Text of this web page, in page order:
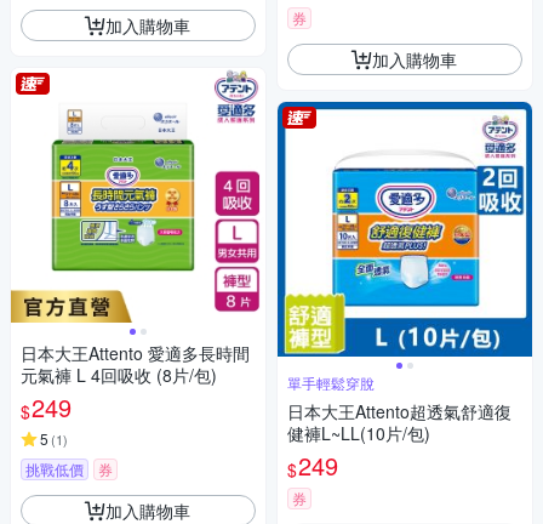
加入購物車
日本大王Attento 愛適多長時間
元氣褲 L 4回吸收 (8片/包)
$249
5 (1)
挑戰低價 券
加入購物車
券
加入購物車
單手輕鬆穿脫
日本大王Attento超透氣舒適復
健褲L~LL(10片/包)
$249
券